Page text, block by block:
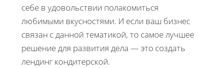
себе в удовольствии полакомиться
любимыми вкусностями. И если ваш бизнес
связан с данной тематикой, то самое лучшее
решение для развития дела — это создать
лендинг кондитерской.